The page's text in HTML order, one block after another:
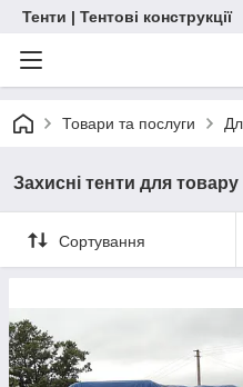
Тенти | Тентові конструкції
Товари та послуги
Захисні тенти для товару
Сортування